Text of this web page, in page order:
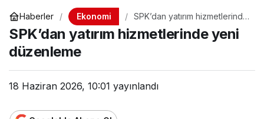
Haberler Ekonomi
SPK’dan yatırım hizmetlerinde
yeni düzenleme
SPK’dan yatırım hizmetlerinde yeni
düzenleme
18 Haziran 2026, 10:01 yayınlandı
düzenleme